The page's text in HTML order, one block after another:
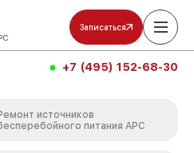
Записаться
+7 (495) 152-68-30
источников
питания APC